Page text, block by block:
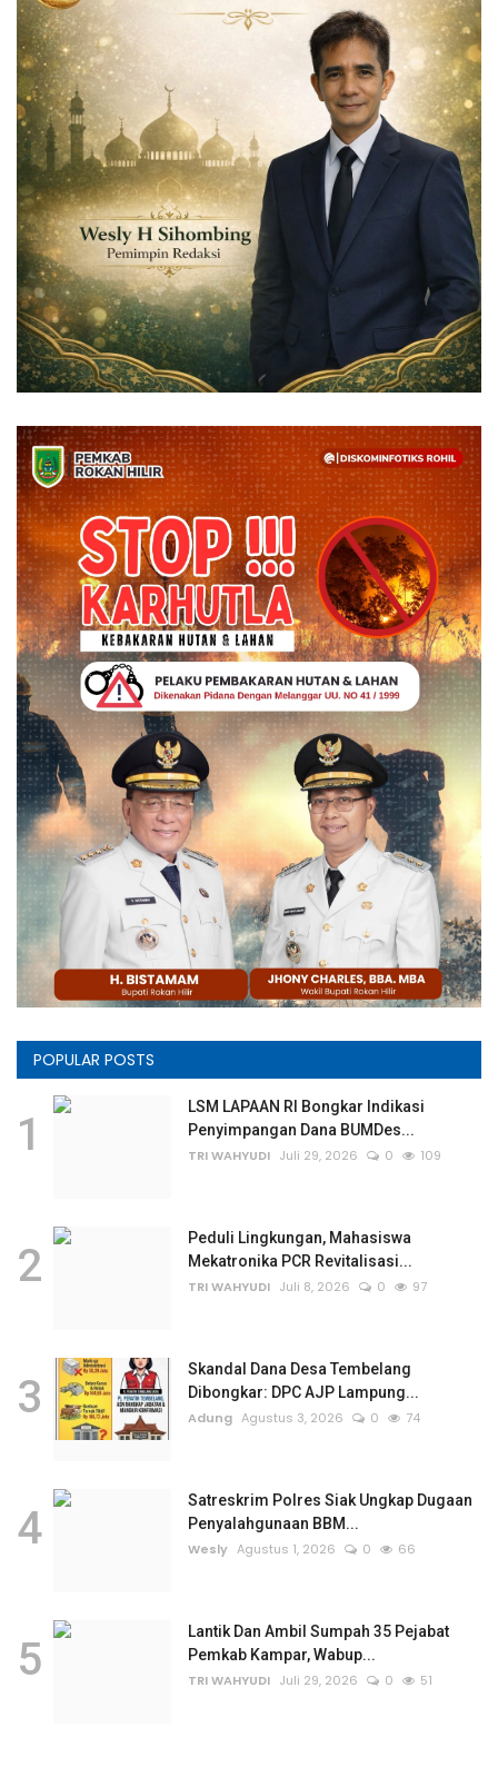
POPULAR POSTS
1
LSM LAPAAN RI Bongkar Indikasi
Penyimpangan Dana BUMDes...
TRI WAHYUDI Juli 29, 2026 0 109
2
Peduli Lingkungan, Mahasiswa
Mekatronika PCR Revitalisasi...
TRI WAHYUDI Juli 8, 2026 0 97
3
Skandal Dana Desa Tembelang
Dibongkar: DPC AJP Lampung...
Adung Agustus 3, 2026 0 74
4
Satreskrim Polres Siak Ungkap Dugaan
Penyalahgunaan BBM...
Wesly Agustus 1, 2026 0 66
5
Lantik Dan Ambil Sumpah 35 Pejabat
Pemkab Kampar, Wabup...
TRI WAHYUDI Juli 29, 2026 0 51